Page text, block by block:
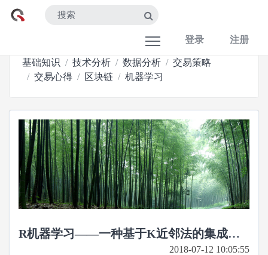
登录 注册
基础知识 技术分析 数据分析
交易策略
交易心得
区块链 机器学习
R机器学习——一种基于K近邻法的集成学习算法概要
2018-07-12 10:05:55